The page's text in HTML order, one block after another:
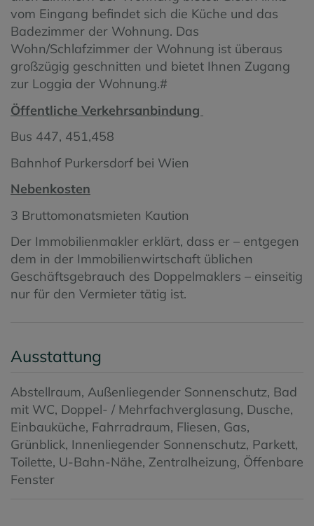
vom Eingang befindet sich die Küche und das
Badezimmer der Wohnung. Das
Wohn/Schlafzimmer der Wohnung ist überaus
großzügig geschnitten und bietet Ihnen Zugang
zur Loggia der Wohnung.#
Öffentliche Verkehrsanbindung
Bus 447, 451,458
Bahnhof Purkersdorf bei Wien
Nebenkosten
3 Bruttomonatsmieten Kaution
Der Immobilienmakler erklärt, dass er – entgegen
dem in der Immobilienwirtschaft üblichen
Geschäftsgebrauch des Doppelmaklers – einseitig
nur für den Vermieter tätig ist.
Ausstattung
Abstellraum Außenliegender Sonnenschutz Bad
mit WC Doppel- / Mehrfachverglasung Dusche
Einbauküche Fahrradraum Fliesen Gas
Grünblick Innenliegender Sonnenschutz Parkett
Toilette U-Bahn-Nähe Zentralheizung Öffenbare
Fenster